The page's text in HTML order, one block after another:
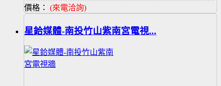
價格： (來電洽詢)
星鉿媒體-南投竹山紫南宮電視...